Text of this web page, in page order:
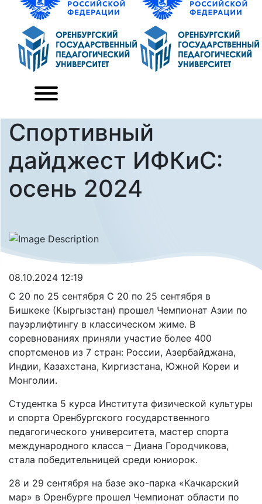
Спортивный
дайджест ИФКиС:
осень 2024
08.10.2024 12:19
С 20 по 25 сентября С 20 по 25 сентября в
Бишкеке (Кыргызстан) прошел Чемпионат Азии по
пауэрлифтингу в классическом жиме. В
соревнованиях приняли участие более 400
спортсменов из 7 стран: России, Азербайджана,
Индии, Казахстана, Киргизстана, Южной Кореи и
Монголии.
Студентка 5 курса Института физической культуры
и спорта Оренбургского государственного
педагогического университета, мастер спорта
международного класса – Диана Городчикова,
стала победительницей среди юниорок.
28 и 29 сентября на базе эко-парка «Качкарский
мар» в Оренбурге прошел Чемпионат области по